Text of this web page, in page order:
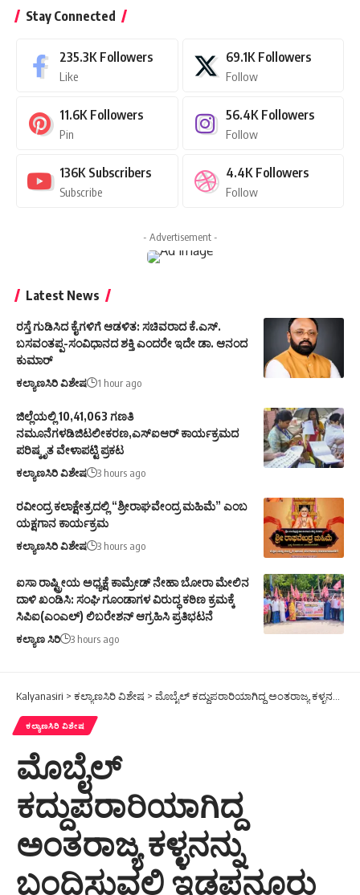
Stay Connected
235.3K Followers
Like
69.1K Followers
Follow
11.6K Followers
Pin
56.4K Followers
Follow
136K Subscribers
Subscribe
4.4K Followers
Follow
- Advertisement -
Latest News
ರಸ್ತೆ ಗುಡಿಸಿದ ಕೈಗಳಿಗೆ ಆಡಳಿತ: ಸಚಿವರಾದ ಕೆ.ಎಸ್.
ಬಸವಂತಪ್ಪ-ಸಂವಿಧಾನದ ಶಕ್ತಿ ಎಂದರೇ ಇದೇ ಡಾ. ಆನಂದ
ಕುಮಾರ್
ಕಲ್ಯಾಣಸಿರಿ ವಿಶೇಷ 1 hour ago
ಜಿಲ್ಲೆಯಲ್ಲಿ 10,41,063 ಗಣತಿ
ನಮೂನೆಗಳಡಿಜಿಟಲೀಕರಣ,ಎಸ್ಐಆರ್ ಕಾರ್ಯಕ್ರಮದ
ಪರಿಷ್ಕೃತ ವೇಳಾಪಟ್ಟಿ ಪ್ರಕಟ
ಕಲ್ಯಾಣಸಿರಿ ವಿಶೇಷ 3 hours ago
ರವೀಂದ್ರ ಕಲಾಕ್ಷೇತ್ರದಲ್ಲಿ “ಶ್ರೀರಾಘವೇಂದ್ರ ಮಹಿಮೆ” ಎಂಬ
ಯಕ್ಷಗಾನ ಕಾರ್ಯಕ್ರಮ
ಕಲ್ಯಾಣಸಿರಿ ವಿಶೇಷ 3 hours ago
ಐಸಾ ರಾಷ್ಟ್ರೀಯ ಅಧ್ಯಕ್ಷೆ ಕಾಮ್ರೇಡ್ ನೇಹಾ ಬೋರಾ ಮೇಲಿನ
ದಾಳಿ ಖಂಡಿಸಿ: ಸಂಘಿ ಗೂಂಡಾಗಳ ವಿರುದ್ಧ ಕಠಿಣ ಕ್ರಮಕ್ಕೆ
ಸಿಪಿಐ(ಎಂಎಲ್) ಲಿಬರೇಶನ್ ಆಗ್ರಹಿಸಿ ಪ್ರತಿಭಟನೆ
ಕಲ್ಯಾಣ ಸಿರಿ 3 hours ago
Kalyanasiri > ಕಲ್ಯಾಣಸಿರಿ ವಿಶೇಷ > ಮೊಬೈಲ್ ಕದ್ದುಪರಾರಿಯಾಗಿದ್ದ ಅಂತರಾಜ್ಯ ಕಳ್ಳನನ್ನು ಬಂದಿಸುವಲ್ಲಿ ಇಡಪನೂರು ಪೊಲೀಸರು ಯಶಸ್ವಿ
ಕಲ್ಯಾಣಸಿರಿ ವಿಶೇಷ
ಮೊಬೈಲ್
ಕದ್ದುಪರಾರಿಯಾಗಿದ್ದ
ಅಂತರಾಜ್ಯ ಕಳ್ಳನನ್ನು
ಬಂದಿಸುವಲ್ಲಿ ಇಡಪನೂರು